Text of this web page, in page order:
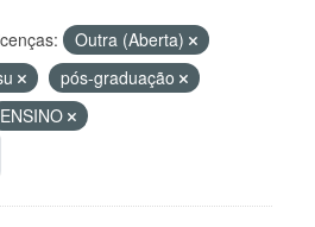
Outra (Aberta)
pós-graduação
ENSINO